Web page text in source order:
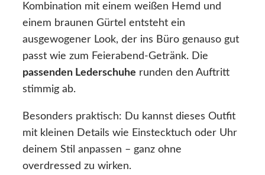
Kombination mit einem weißen Hemd und
einem braunen Gürtel entsteht ein
ausgewogener Look, der ins Büro genauso gut
passt wie zum Feierabend-Getränk. Die
passenden Lederschuhe runden den Auftritt
stimmig ab.
Besonders praktisch: Du kannst dieses Outfit
mit kleinen Details wie Einstecktuch oder Uhr
deinem Stil anpassen – ganz ohne
overdressed zu wirken.